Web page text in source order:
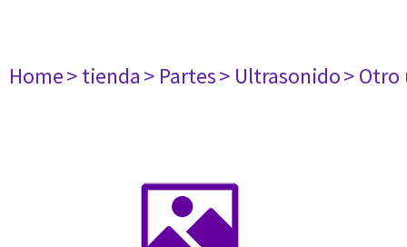
Home> tienda> Partes> Ultrasonido>